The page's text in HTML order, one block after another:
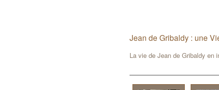
Jean de Gribaldy : une
La vie de Jean de Gribaldy en